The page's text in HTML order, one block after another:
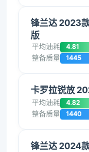
锋兰达 2023
版
平均油耗 4.81
整备质量 1445
卡罗拉锐放
平均油耗 4.82
整备质量 1440
锋兰达 2024